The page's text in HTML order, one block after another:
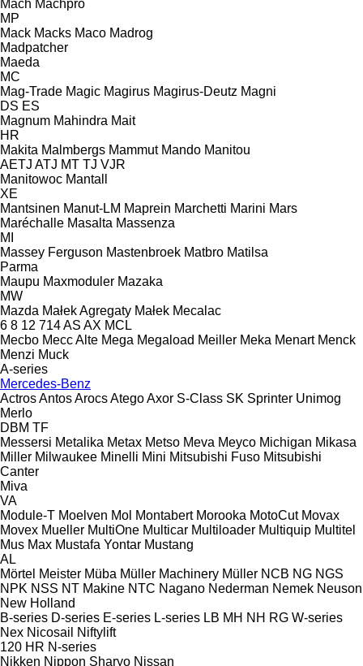
Mach Machpro
MP
Mack Macks Maco Madrog
Madpatcher
Maeda
MC
Mag-Trade Magic Magirus Magirus-Deutz Magni
DS ES
Magnum Mahindra Mait
HR
Makita Malmbergs Mammut Mando Manitou
AETJ ATJ MT TJ VJR
Manitowoc Mantall
XE
Mantsinen Manut-LM Maprein Marchetti Marini Mars
Maréchalle Masalta Massenza
MI
Massey Ferguson Mastenbroek Matbro Matilsa
Parma
Maupu Maxmoduler Mazaka
MW
Mazda Małek Agregaty Małek Mecalac
6 8 12 714AS AX MCL
Mecbo Mecc Alte Mega Megaload Meiller Meka Menart Menck
Menzi Muck
A-series
Mercedes-Benz
ActrosAntosArocsAtegoAxor S-Class SK Sprinter Unimog
Merlo
DBM TF
Messersi Metalika Metax Metso Meva Meyco Michigan Mikasa
Miller Milwaukee Minelli Mini Mitsubishi Fuso Mitsubishi
Canter
Miva
VA
Module-T Moelven Mol Montabert Morooka MotoCut Movax
Movex Mueller MultiOne Multicar Multiloader Multiquip Multitel
Mus Max Mustafa Yontar Mustang
AL
Mörtel Meister Müba Müller Machinery Müller NCB NG NGS
NPK NSS NT Makine NTC Nagano Nederman Nemek Neuson
New Holland
B-series D-series E-series L-series LB MH NH RG W-series
Nex Nicosail
Niftylift
120 HR N-series
Nikken Nippon Sharyo Nissan